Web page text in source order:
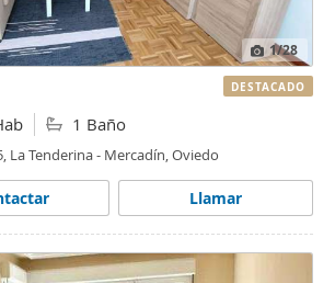
1/28
1 Baño
La Tenderina - Mercadín, Oviedo
Llamar
DESTACADO